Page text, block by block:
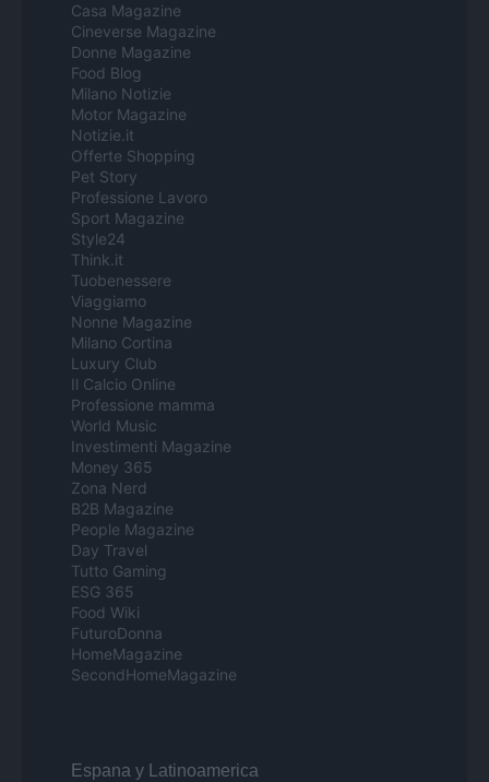
Casa Magazine
Cineverse Magazine
Donne Magazine
Food Blog
Milano Notizie
Motor Magazine
Notizie.it
Offerte Shopping
Pet Story
Professione Lavoro
Sport Magazine
Style24
Think.it
Tuobenessere
Viaggiamo
Nonne Magazine
Milano Cortina
Luxury Club
Il Calcio Online
Professione mamma
World Music
Investimenti Magazine
Money 365
Zona Nerd
B2B Magazine
People Magazine
Day Travel
Tutto Gaming
ESG 365
Food Wiki
FuturoDonna
HomeMagazine
SecondHomeMagazine
Espana y Latinoamerica